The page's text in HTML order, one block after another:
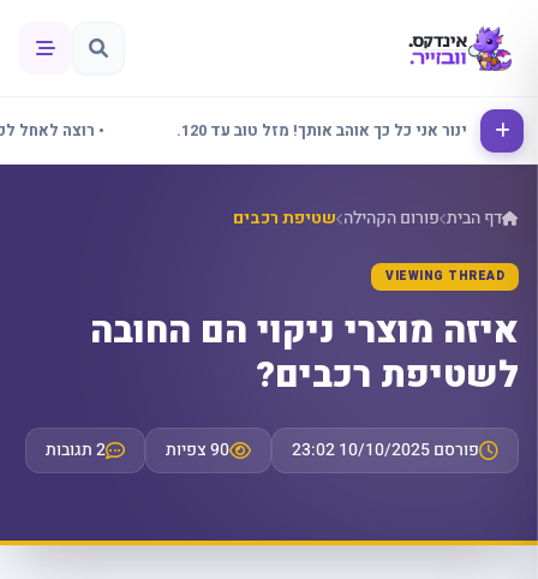
• אלינור אני כל כך אוהב אותך! מזל טוב עד 120. • רוצה לאחל
דף הבית פורום הקהילה שטיפת רכבים
VIEWING THREAD
איזה מוצרי ניקוי הם החובה
לשטיפת רכבים?
פורסם 10/10/2025 23:02 90 צפיות 2 תגובות